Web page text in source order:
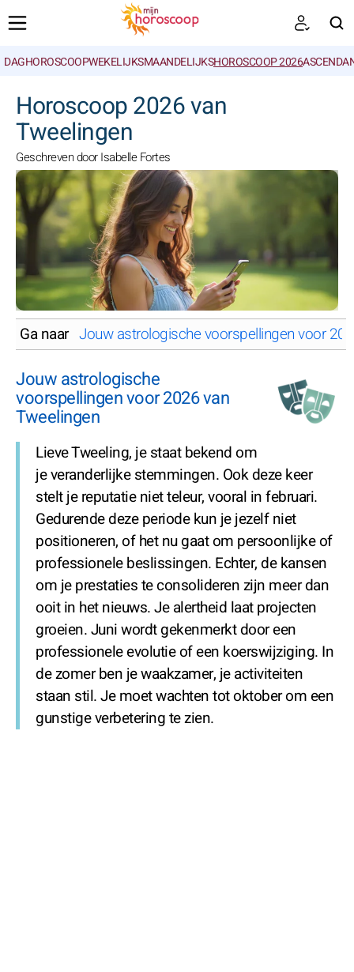
DAGHOROSCOOPWEKELIJKSMAANDELIJKSHOROSCOOP 2026
Horoscoop 2026 van
Tweelingen
Geschreven door Isabelle Fortes
Ga naar Jouw astrologische voorspellingen voor
Jouw astrologische
voorspellingen voor 2026 van
Tweelingen
Lieve Tweeling, je staat bekend om
je veranderlijke stemmingen. Ook deze keer
stelt je reputatie niet teleur, vooral in februari.
Gedurende deze periode kun je jezelf niet
positioneren, of het nu gaat om persoonlijke of
professionele beslissingen. Echter, de kansen
om je prestaties te consolideren zijn meer dan
ooit in het nieuws. Je alertheid laat projecten
groeien. Juni wordt gekenmerkt door een
professionele evolutie of een koerswijziging. In
de zomer ben je waakzamer, je activiteiten
staan stil. Je moet wachten tot oktober om een
gunstige verbetering te zien.